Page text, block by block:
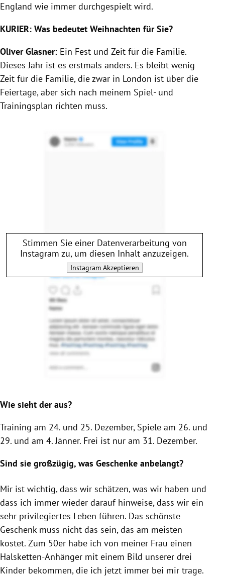
England wie immer durchgespielt wird.
KURIER: Was bedeutet Weihnachten für Sie?
Oliver Glasner: Ein Fest und Zeit für die Familie.
Dieses Jahr ist es erstmals anders. Es bleibt wenig
Zeit für die Familie, die zwar in London ist über die
Feiertage, aber sich nach meinem Spiel- und
Trainingsplan richten muss.
Stimmen Sie einer Datenverarbeitung von
Instagram zu, um diesen Inhalt anzuzeigen.
InstagramAkzeptieren
Wie sieht der aus?
Training am 24. und 25. Dezember, Spiele am 26. und
29. und am 4. Jänner. Frei ist nur am 31. Dezember.
Sind sie großzügig, was Geschenke anbelangt?
Mir ist wichtig, dass wir schätzen, was wir haben und
dass ich immer wieder darauf hinweise, dass wir ein
sehr privilegiertes Leben führen. Das schönste
Geschenk muss nicht das sein, das am meisten
kostet. Zum 50er habe ich von meiner Frau einen
Halsketten-Anhänger mit einem Bild unserer drei
Kinder bekommen, die ich jetzt immer bei mir trage.